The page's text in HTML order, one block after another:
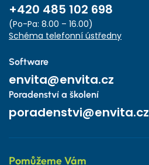
+420 485 102 698
(Po-Pa: 8.00 – 16.00)
Schéma telefonní ústředny
Software
envita@envita.cz
Poradenství a školení
poradenstvi@envita.cz
Pomůžeme Vám